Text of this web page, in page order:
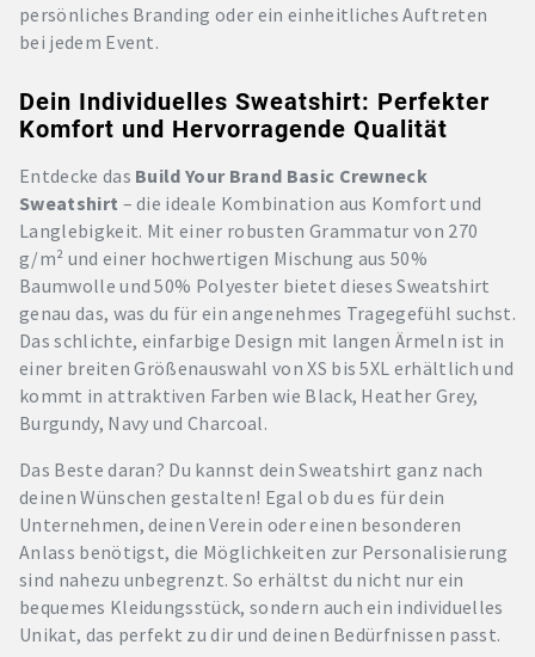
persönliches Branding oder ein einheitliches Auftreten
bei jedem Event.
Dein Individuelles Sweatshirt: Perfekter
Komfort und Hervorragende Qualität
Entdecke das Build Your Brand Basic Crewneck
Sweatshirt – die ideale Kombination aus Komfort und
Langlebigkeit. Mit einer robusten Grammatur von 270
g/m² und einer hochwertigen Mischung aus 50%
Baumwolle und 50% Polyester bietet dieses Sweatshirt
genau das, was du für ein angenehmes Tragegefühl suchst.
Das schlichte, einfarbige Design mit langen Ärmeln ist in
einer breiten Größenauswahl von XS bis 5XL erhältlich und
kommt in attraktiven Farben wie Black, Heather Grey,
Burgundy, Navy und Charcoal.
Das Beste daran? Du kannst dein Sweatshirt ganz nach
deinen Wünschen gestalten! Egal ob du es für dein
Unternehmen, deinen Verein oder einen besonderen
Anlass benötigst, die Möglichkeiten zur Personalisierung
sind nahezu unbegrenzt. So erhältst du nicht nur ein
bequemes Kleidungsstück, sondern auch ein individuelles
Unikat, das perfekt zu dir und deinen Bedürfnissen passt.